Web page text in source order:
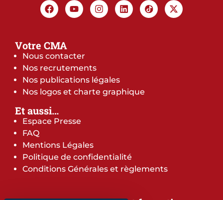
Votre CMA
Nous contacter
Nos recrutements
Nos publications légales
Nos logos et charte graphique
Et aussi…
Espace Presse
FAQ
Mentions Légales
Politique de confidentialité
Conditions Générales et règlements